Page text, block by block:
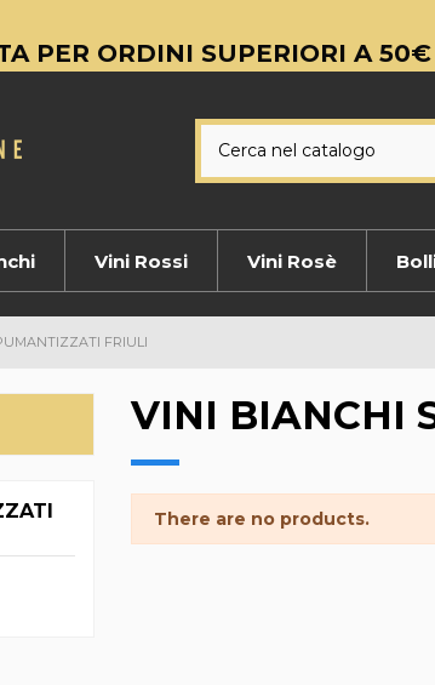
PER ORDINI SUPERIORI A 50€
Vini Rossi Vini Rosè
FRIULI
VINI BIANCHI
There are no products.